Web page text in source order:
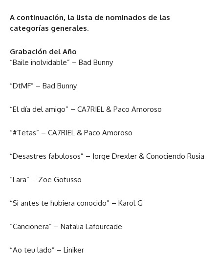
A continuación, la lista de nominados de las
categorías generales.
Grabación del Año
“Baile inolvidable” – Bad Bunny
“DtMF” – Bad Bunny
“El día del amigo” – CA7RIEL & Paco Amoroso
“#Tetas” – CA7RIEL & Paco Amoroso
“Desastres fabulosos” – Jorge Drexler & Conociendo Rusia
“Lara” – Zoe Gotusso
“Si antes te hubiera conocido” – Karol G
“Cancionera” – Natalia Lafourcade
“Ao teu lado” – Liniker